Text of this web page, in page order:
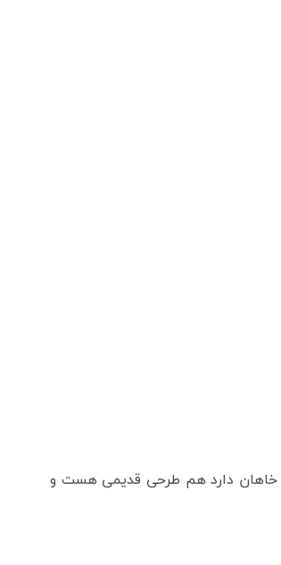
خاهان دارد هم طرحی قدیمی هست و